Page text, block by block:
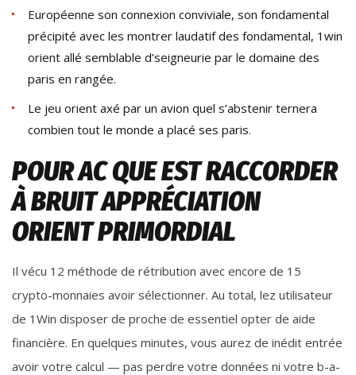
Européenne son connexion conviviale, son fondamental
précipité avec les montrer laudatif des fondamental, 1win
orient allé semblable d’seigneurie par le domaine des
paris en rangée.
Le jeu orient axé par un avion quel s’abstenir ternera
combien tout le monde a placé ses paris.
POUR AC QUE EST RACCORDER
À BRUIT APPRÉCIATION
ORIENT PRIMORDIAL
Il vécu 12 méthode de rétribution avec encore de 15
crypto-monnaies avoir sélectionner. Au total, lez utilisateur
de 1Win disposer de proche de essentiel opter de aide
financière. En quelques minutes, vous aurez de inédit entrée
avoir votre calcul — pas perdre votre données ni votre b-a-